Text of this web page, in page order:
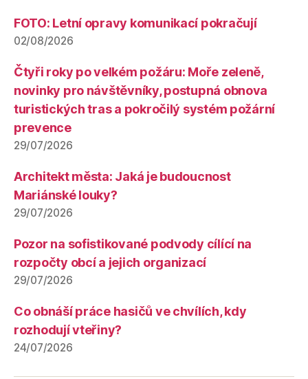
FOTO: Letní opravy komunikací pokračují
02/08/2026
Čtyři roky po velkém požáru: Moře zeleně,
novinky pro návštěvníky, postupná obnova
turistických tras a pokročilý systém požární
prevence
29/07/2026
Architekt města: Jaká je budoucnost
Mariánské louky?
29/07/2026
Pozor na sofistikované podvody cílící na
rozpočty obcí a jejich organizací
29/07/2026
Co obnáší práce hasičů ve chvílích, kdy
rozhodují vteřiny?
24/07/2026